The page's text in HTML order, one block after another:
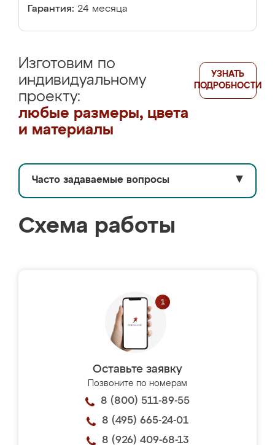
Гарантия: 24 месяца
Изготовим по
индивидуальному
проекту:
любые размеры, цвета
и материалы
УЗНАТЬ
ПОДРОБНОСТИ
Часто задаваемые вопросы ▼
Схема работы
Оставьте заявку
Позвоните по номерам
8 (800) 511-89-55
8 (495) 665-24-01
8 (926) 409-68-13